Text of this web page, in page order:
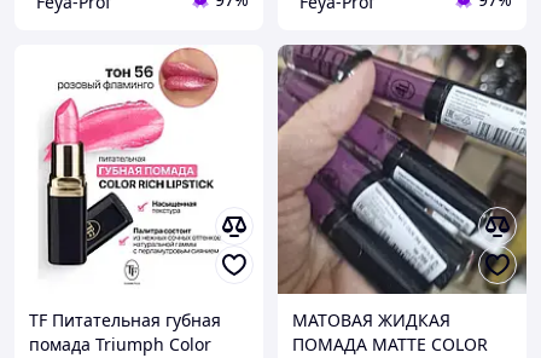
TF Питательная губная
помада Triumph Color
МАТОВАЯ ЖИДКАЯ
ПОМАДА MATTE COLOR